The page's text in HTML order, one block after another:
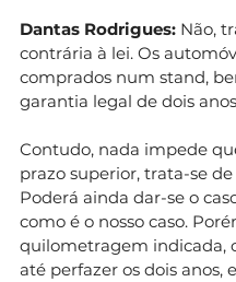
Dantas Rodrigues: Não,
contrária à lei. Os
comprados num stand,
garantia legal de dois
Contudo, nada impede
prazo superior, trata-se
Poderá ainda dar-se o
como é o nosso caso.
quilometragem indicada,
até perfazer os dois anos,